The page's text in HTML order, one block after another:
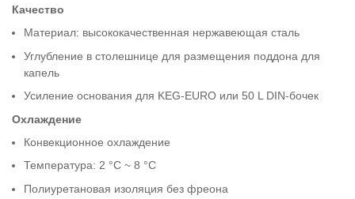
Качество
Материал: высококачественная нержавеющая сталь
Углубление в столешнице для размещения поддона для
капель
Усиление основания для KEG-EURO или 50 L DIN-бочек
Охлаждение
Конвекционное охлаждение
Температура: 2 °C ~ 8 °C
Полиуретановая изоляция без фреона